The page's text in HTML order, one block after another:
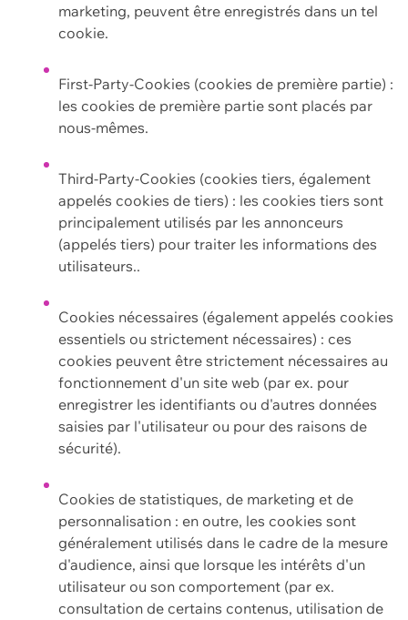
marketing, peuvent être enregistrés dans un tel
cookie.
First-Party-Cookies (cookies de première partie) :
les cookies de première partie sont placés par
nous-mêmes.
Third-Party-Cookies (cookies tiers, également
appelés cookies de tiers) : les cookies tiers sont
principalement utilisés par les annonceurs
(appelés tiers) pour traiter les informations des
utilisateurs..
Cookies nécessaires (également appelés cookies
essentiels ou strictement nécessaires) : ces
cookies peuvent être strictement nécessaires au
fonctionnement d'un site web (par ex. pour
enregistrer les identifiants ou d'autres données
saisies par l'utilisateur ou pour des raisons de
sécurité).
Cookies de statistiques, de marketing et de
personnalisation : en outre, les cookies sont
généralement utilisés dans le cadre de la mesure
d'audience, ainsi que lorsque les intérêts d'un
utilisateur ou son comportement (par ex.
consultation de certains contenus, utilisation de